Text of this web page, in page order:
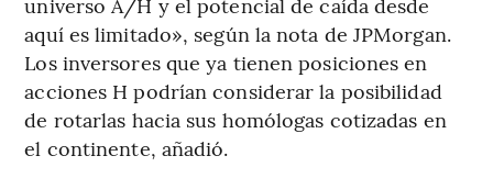
aquí es limitado», según la nota de JPMorgan.
Los inversores que ya tienen posiciones en
acciones H podrían considerar la posibilidad
de rotarlas hacia sus homólogas cotizadas en
el continente, añadió.